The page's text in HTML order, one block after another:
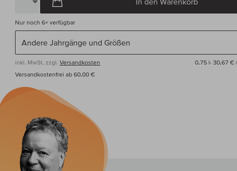
Nur noch 6× verfügbar
inkl. MwSt, zzgl. Versandkosten 0,75 l· 30,67 €
Versandkostenfrei ab 60,00 €